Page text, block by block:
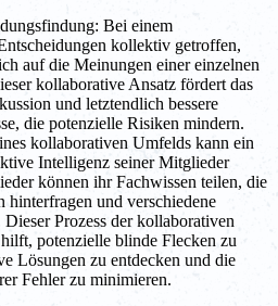
Bei einem
kollektiv getroffen,
auf die Meinungen einer einzelnen
kollaborative Ansatz fördert das
und letztendlich bessere
die potenzielle Risiken mindern.
kollaborativen Umfelds kann ein
Intelligenz seiner Mitglieder
können ihr Fachwissen teilen, die
hinterfragen und verschiedene
Prozess der kollaborativen
potenzielle blinde Flecken zu
Lösungen zu entdecken und die
Fehler zu minimieren.